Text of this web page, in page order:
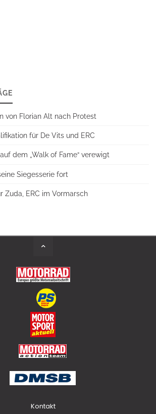
von Florian Alt nach Protest
für De Vits und ERC
dem „Walk of Fame“ verewigt
Siegesserie fort
Zuda, ERC im Vormarsch
Kontakt
Back